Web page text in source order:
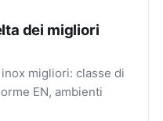
dei migliori
migliori: classe di
EN, ambienti